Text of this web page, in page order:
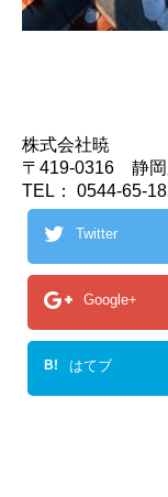
株式会社暁
〒419-0316 静岡
TEL： 0544-65-
Twitter
Google+
B! はてブ